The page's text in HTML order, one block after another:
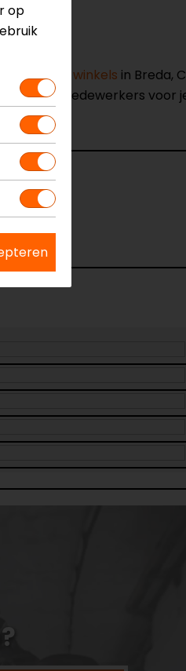
vanonze winkels in Breda,
verkoopmedewerkers voor
110288481
op